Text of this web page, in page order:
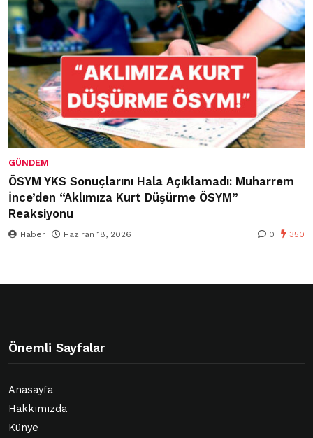
GÜNDEM
ÖSYM YKS Sonuçlarını Hala Açıklamadı: Muharrem
İnce’den “Aklımıza Kurt Düşürme ÖSYM”
Reaksiyonu
Haber Haziran 18, 2026 0 350
Önemli Sayfalar
Anasayfa
Hakkımızda
Künye